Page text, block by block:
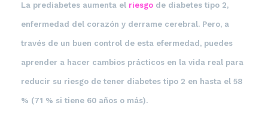
La prediabetes aumenta el riesgo de diabetes tipo 2,
enfermedad del corazón y derrame cerebral. Pero, a
través de un buen control de esta efermedad, puedes
aprender a hacer cambios prácticos en la vida real para
reducir su riesgo de tener diabetes tipo 2 en hasta el 58
% (71 % si tiene 60 años o más).